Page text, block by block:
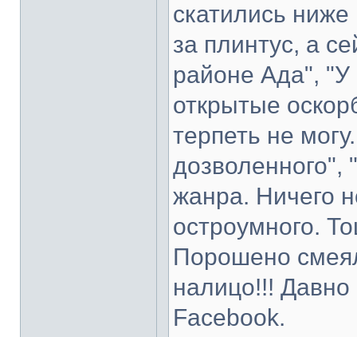
скатились
за плинтус, а
районе Ада",
открытые
терпеть не
дозволенного",
жанра. Ничего
остроумного.
Порошено
налицо!!!
Facebook.